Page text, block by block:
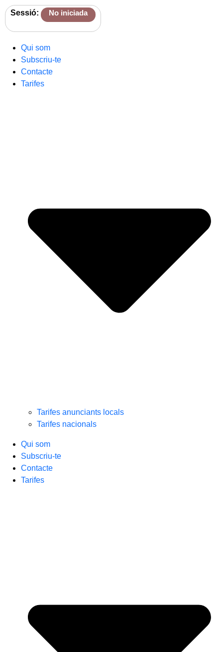
Sessió: No iniciada
Qui som
Subscriu-te
Contacte
Tarifes
Tarifes anunciants locals
Tarifes nacionals
Qui som
Subscriu-te
Contacte
Tarifes